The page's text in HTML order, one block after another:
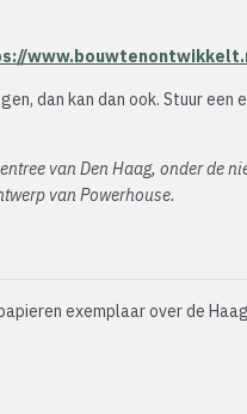
dan kan dan ook. Stuur een
van Den Haag, onder de
van Powerhouse.
exemplaar over de